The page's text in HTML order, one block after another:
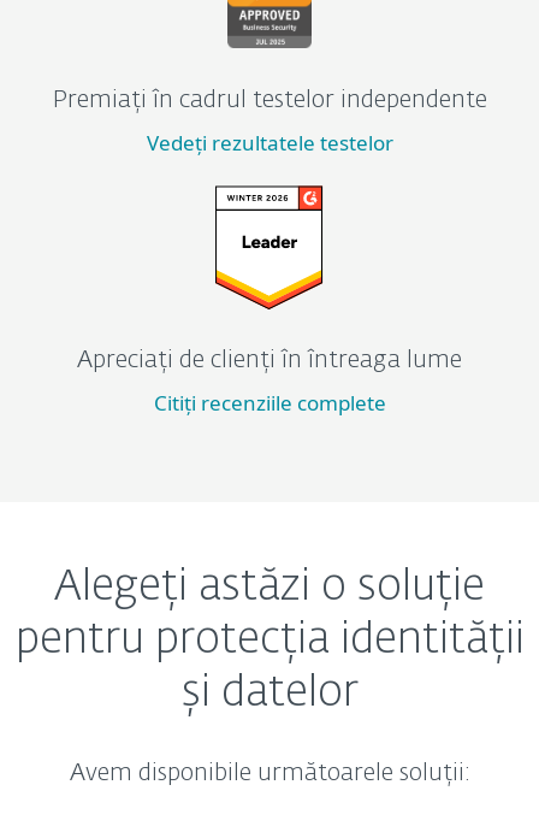
Premiați în cadrul testelor independente
Vedeți rezultatele testelor
Apreciați de clienți în întreaga lume
Citiți recenziile complete
Alegeți astăzi o soluție
pentru protecția identității
și datelor
Avem disponibile următoarele soluții: